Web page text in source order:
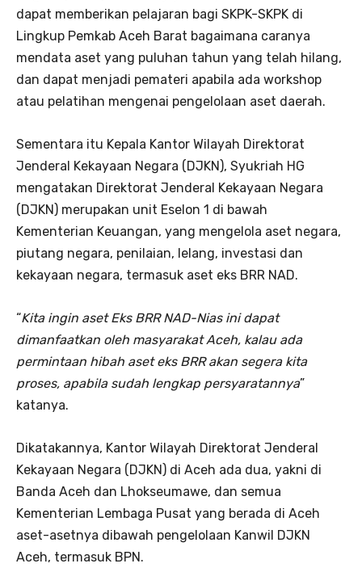
dapat memberikan pelajaran bagi SKPK-SKPK di
Lingkup Pemkab Aceh Barat bagaimana caranya
mendata aset yang puluhan tahun yang telah hilang,
dan dapat menjadi pemateri apabila ada workshop
atau pelatihan mengenai pengelolaan aset daerah.
Sementara itu Kepala Kantor Wilayah Direktorat
Jenderal Kekayaan Negara (DJKN), Syukriah HG
mengatakan Direktorat Jenderal Kekayaan Negara
(DJKN) merupakan unit Eselon 1 di bawah
Kementerian Keuangan, yang mengelola aset negara,
piutang negara, penilaian, lelang, investasi dan
kekayaan negara, termasuk aset eks BRR NAD.
“Kita ingin aset Eks BRR NAD-Nias ini dapat
dimanfaatkan oleh masyarakat Aceh, kalau ada
permintaan hibah aset eks BRR akan segera kita
proses, apabila sudah lengkap persyaratannya”
katanya.
Dikatakannya, Kantor Wilayah Direktorat Jenderal
Kekayaan Negara (DJKN) di Aceh ada dua, yakni di
Banda Aceh dan Lhokseumawe, dan semua
Kementerian Lembaga Pusat yang berada di Aceh
aset-asetnya dibawah pengelolaan Kanwil DJKN
Aceh, termasuk BPN.